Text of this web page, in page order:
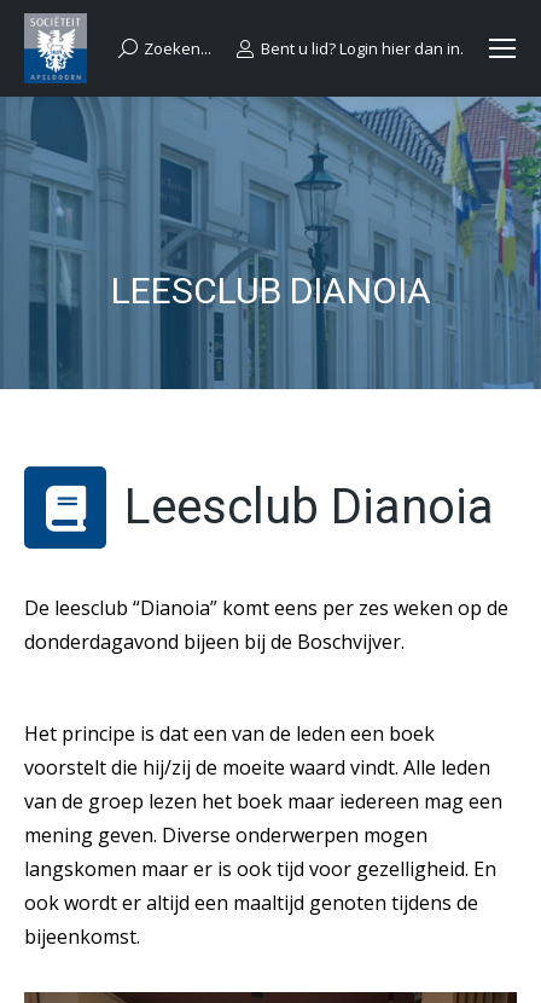
Search:
Zoeken... Bent u lid? Login hier dan in.
LEESCLUB DIANOIA
Leesclub Dianoia
De leesclub “Dianoia” komt eens per zes weken op de
donderdagavond bijeen bij de Boschvijver.
Het principe is dat een van de leden een boek
voorstelt die hij/zij de moeite waard vindt. Alle leden
van de groep lezen het boek maar iedereen mag een
mening geven. Diverse onderwerpen mogen
langskomen maar er is ook tijd voor gezelligheid. En
ook wordt er altijd een maaltijd genoten tijdens de
bijeenkomst.